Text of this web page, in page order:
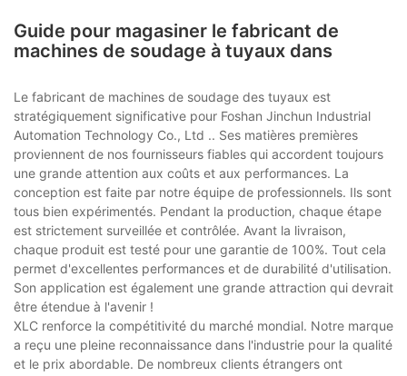
Guide pour magasiner le fabricant de
machines de soudage à tuyaux dans
Le fabricant de machines de soudage des tuyaux est
stratégiquement significative pour Foshan Jinchun Industrial
Automation Technology Co., Ltd .. Ses matières premières
proviennent de nos fournisseurs fiables qui accordent toujours
une grande attention aux coûts et aux performances. La
conception est faite par notre équipe de professionnels. Ils sont
tous bien expérimentés. Pendant la production, chaque étape
est strictement surveillée et contrôlée. Avant la livraison,
chaque produit est testé pour une garantie de 100%. Tout cela
permet d'excellentes performances et de durabilité d'utilisation.
Son application est également une grande attraction qui devrait
être étendue à l'avenir !
XLC renforce la compétitivité du marché mondial. Notre marque
a reçu une pleine reconnaissance dans l'industrie pour la qualité
et le prix abordable. De nombreux clients étrangers ont